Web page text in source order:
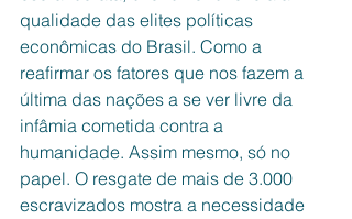
qualidade das elites políticas
econômicas do Brasil. Como a
reafirmar os fatores que nos fazem a
última das nações a se ver livre da
infâmia cometida contra a
humanidade. Assim mesmo, só no
papel. O resgate de mais de 3.000
escravizados mostra a necessidade